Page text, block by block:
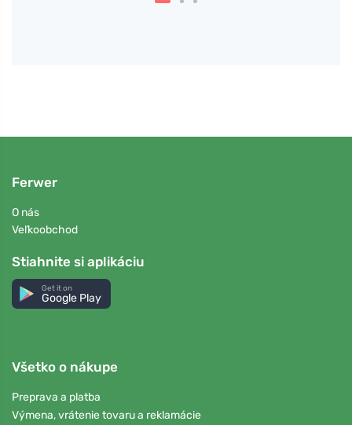
Ferwer
O nás
Veľkoobchod
Stiahnite si aplikáciu
Get it on
Google Play
Všetko o nákupe
Preprava a platba
Výmena, vrátenie tovaru a reklamácie